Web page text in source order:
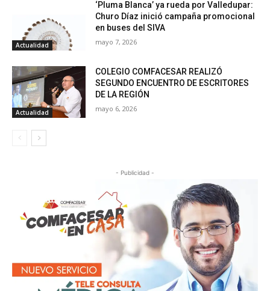
Actualidad
‘Pluma Blanca’ ya rueda por Valledupar:
Churo Díaz inició campaña promocional
en buses del SIVA
mayo 7, 2026
Actualidad
COLEGIO COMFACESAR REALIZÓ
SEGUNDO ENCUENTRO DE ESCRITORES
DE LA REGIÓN
mayo 6, 2026
- Publicidad -